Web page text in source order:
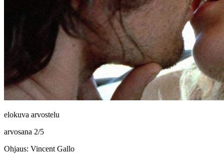
elokuva arvostelu
arvosana 2/5
Ohjaus: Vincent Gallo